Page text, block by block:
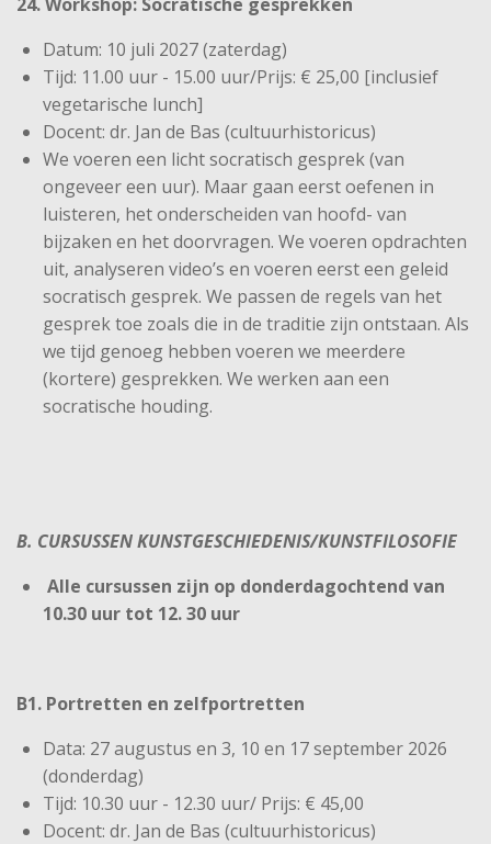
Datum: 10 juli 2027 (zaterdag)
Tijd: 11.00 uur - 15.00 uur/Prijs: € 25,00 [inclusief
vegetarische lunch]
Docent: dr. Jan de Bas (cultuurhistoricus)
We voeren een licht socratisch gesprek (van
ongeveer een uur). Maar gaan eerst oefenen in
luisteren, het onderscheiden van hoofd- van
bijzaken en het doorvragen. We voeren opdrachten
uit, analyseren video’s en voeren eerst een geleid
socratisch gesprek. We passen de regels van het
gesprek toe zoals die in de traditie zijn ontstaan. Als
we tijd genoeg hebben voeren we meerdere
(kortere) gesprekken. We werken aan een
socratische houding.
B. CURSUSSENKUNSTGESCHIEDENIS/KUNSTFILOSOFIE
Alle cursussen zijn op donderdagochtend van
10.30 uur tot 12. 30 uur
B1. Portretten en zelfportretten
Data: 27 augustus en 3, 10 en 17 september 2026
(donderdag)
Tijd: 10.30 uur - 12.30 uur/ Prijs: € 45,00
Docent: dr. Jan de Bas (cultuurhistoricus)